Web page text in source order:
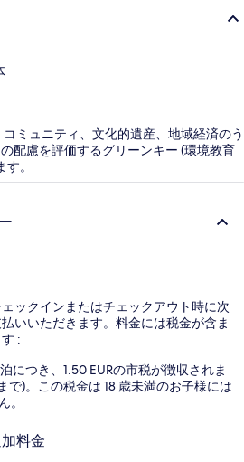
ミュニティ、文化的遺産、地域経済のう
配慮を評価するグリーンキー (環境教育
。
ックインまたはチェックアウト時に次
いいただきます。料金には税金が含ま
:
につき、1.50 EURの市税が徴収されま
で)。この税金は 18 歳未満のお子様には
。
料金